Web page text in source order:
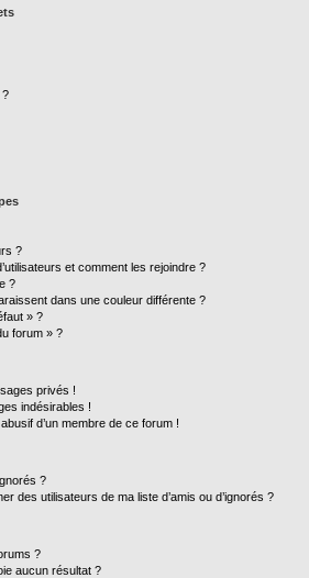
?
?
et comment les rejoindre ?
?
dans une couleur différente ?
» ?
forum » ?
privés !
indésirables !
d’un membre de ce forum !
?
des utilisateurs de ma liste d’amis ou d’ignorés ?
?
aucun résultat ?